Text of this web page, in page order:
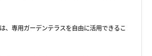
、専用ガーデンテラスを自由に活用できるこ